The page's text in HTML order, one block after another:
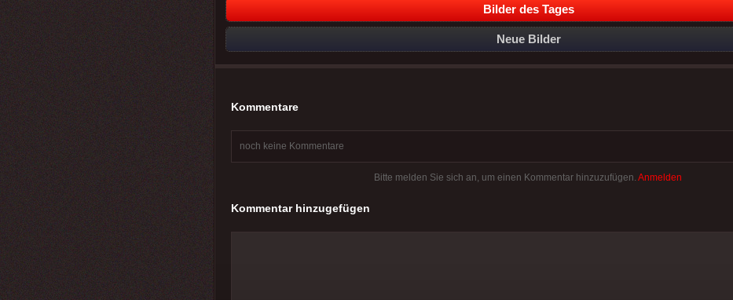
Bilder des Tages
Neue Bilder
Kommentare
noch keine Kommentare
Bitte melden Sie sich an, um einen Kommentar hinzuzufügen. Anmelden
Kommentar hinzugefügen